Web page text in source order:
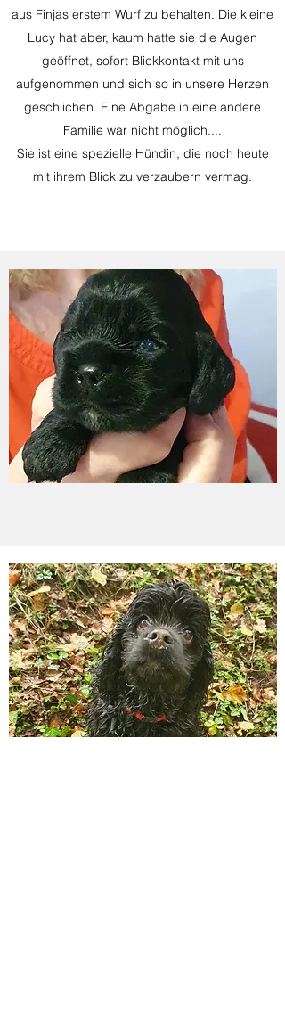
aus Finjas erstem Wurf zu behalten. Die kleine
Lucy hat aber, kaum hatte sie die Augen
geöffnet, sofort Blickkontakt mit uns
aufgenommen und sich so in unsere Herzen
geschlichen. Eine Abgabe in eine andere
Familie war nicht möglich....
Sie ist eine spezielle Hündin, die noch heute
mit ihrem Blick zu verzaubern vermag.